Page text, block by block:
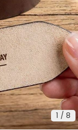
1 / 8